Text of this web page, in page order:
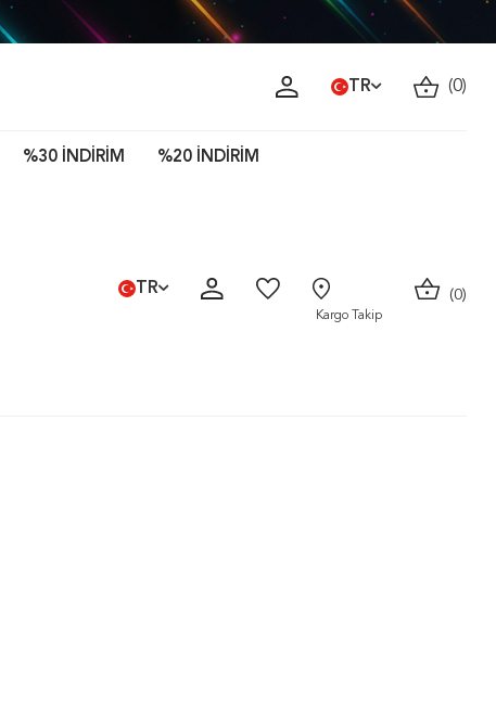
TR (0)
%30 İNDİRİM %20 İNDİRİM
TR
Kargo Takip
(0)